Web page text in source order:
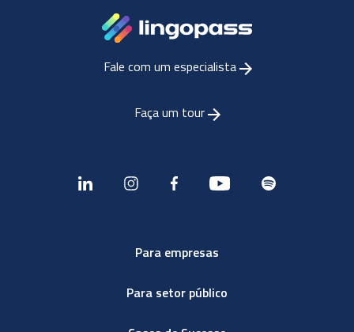
Fale com um especialista
Faça um tour
Para empresas
Para setor público